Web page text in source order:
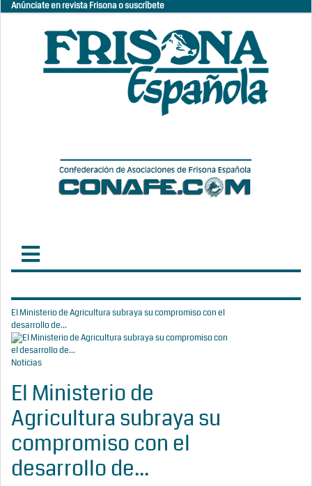
Anúnciate en revista Frisona o suscríbete
El Ministerio de Agricultura subraya su compromiso con el
desarrollo de...
Noticias
El Ministerio de
Agricultura subraya su
compromiso con el
desarrollo de...